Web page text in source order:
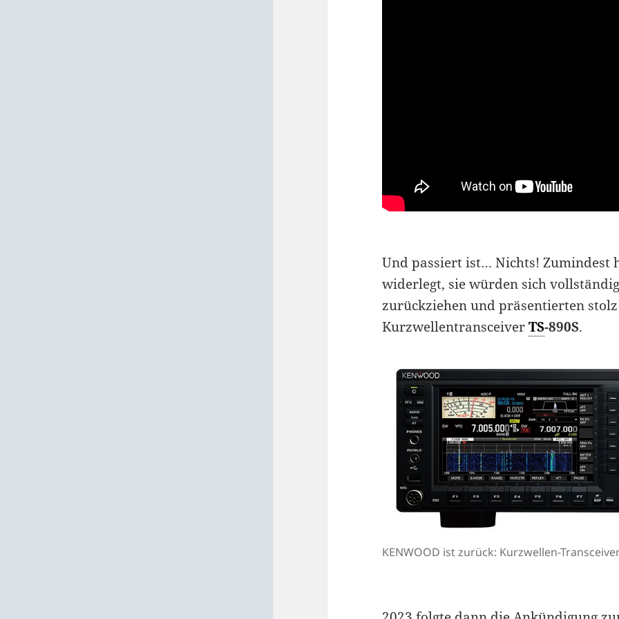
Und passiert ist… Nichts! Zumindest
widerlegt, sie würden sich
zurückziehen und präsentierten
KurzwellentransceiverTS-890S.
KENWOOD ist zurück: Kurzwellen-